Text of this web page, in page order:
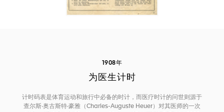
1908年
为医生计时
计时码表是体育运动和旅行中必备的时计，而医疗时计的问世则源于
查尔斯·奥古斯特·豪雅（Charles-Auguste Heuer）对其医师的一次